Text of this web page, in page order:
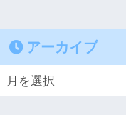
アーカイブ